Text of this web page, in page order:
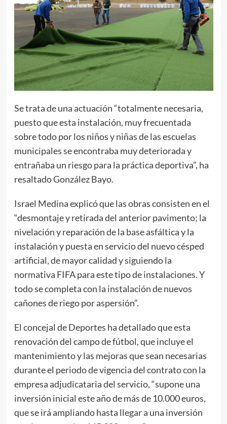
Se trata de una actuación “totalmente necesaria,
puesto que esta instalación, muy frecuentada
sobre todo por los niños y niñas de las escuelas
municipales se encontraba muy deteriorada y
entrañaba un riesgo para la práctica deportiva”, ha
resaltado González Bayo.
Israel Medina explicó que las obras consisten en el
“desmontaje y retirada del anterior pavimento; la
nivelación y reparación de la base asfáltica y la
instalación y puesta en servicio del nuevo césped
artificial, de mayor calidad y siguiendo la
normativa FIFA para este tipo de instalaciones. Y
todo se completa con la instalación de nuevos
cañones de riego por aspersión”.
El concejal de Deportes ha detallado que esta
renovación del campo de fútbol, que incluye el
mantenimiento y las mejoras que sean necesarias
durante el periodo de vigencia del contrato con la
empresa adjudicataria del servicio, “supone una
inversión inicial este año de más de 10.000 euros,
que se irá ampliando hasta llegar a una inversión